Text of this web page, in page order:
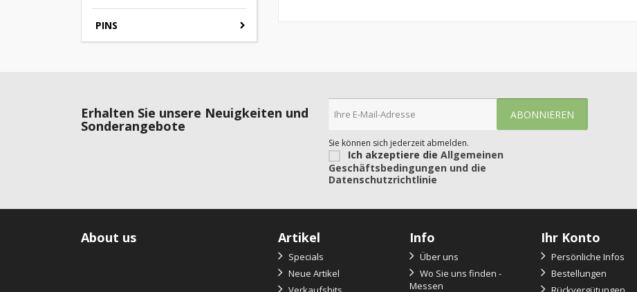
PINS
Erhalten Sie unsere Neuigkeiten und
Sonderangebote
Sie können sich jederzeit abmelden.
Ich akzeptiere die Allgemeinen
Geschäftsbedingungen und die
Datenschutzrichtlinie
About us Artikel
Specials
Neue Artikel
Info
Über uns
Wo Sie uns finden -
Messen
Ihr Konto
Persönliche Infos
Bestellungen